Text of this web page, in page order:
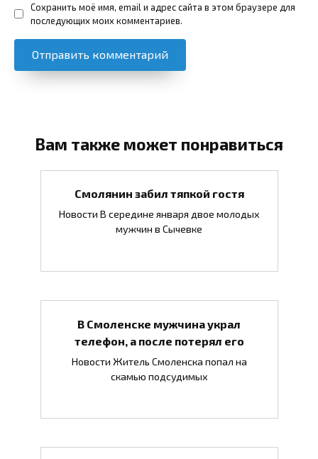
Сохранить моё имя, email и адрес сайта в этом браузере для
последующих моих комментариев.
Вам также может понравиться
Смолянин забил тяпкой гостя
Новости В середине января двое молодых
мужчин в Сычевке
В Смоленске мужчина украл
телефон, а после потерял его
Новости Житель Смоленска попал на
скамью подсудимых